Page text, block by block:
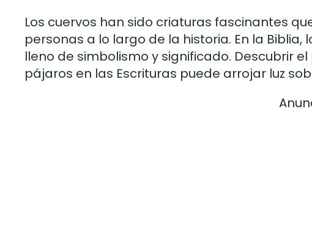
Los cuervos han sido criaturas fascinantes
personas a lo largo de la historia. En la
lleno de simbolismo y significado. Descubrir
pájaros en las Escrituras puede arrojar luz